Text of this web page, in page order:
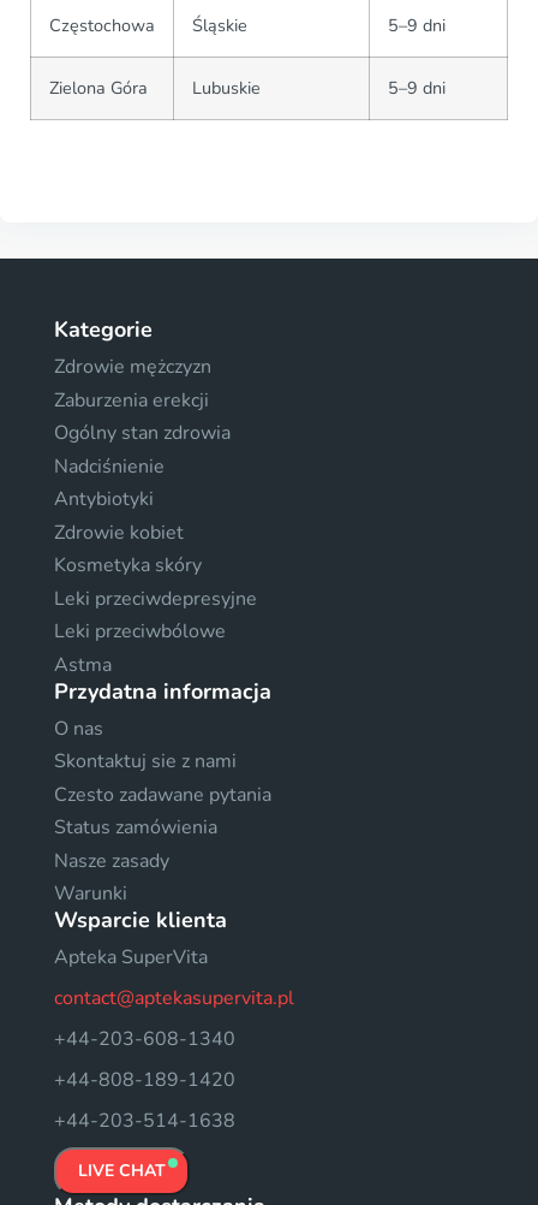
Częstochowa Śląskie 5–9 dni
Zielona Góra Lubuskie 5–9 dni
Kategorie
Zdrowie mężczyzn
Zaburzenia erekcji
Ogólny stan zdrowia
Nadciśnienie
Antybiotyki
Zdrowie kobiet
Kosmetyka skóry
Leki przeciwdepresyjne
Leki przeciwbólowe
Astma
Przydatna informacja
O nas
Skontaktuj sie z nami
Czesto zadawane pytania
Status zamówienia
Nasze zasady
Warunki
Wsparcie klienta
Apteka SuperVita
contact@aptekasupervita.pl
+44-203-608-1340
+44-808-189-1420
+44-203-514-1638
LIVE CHAT